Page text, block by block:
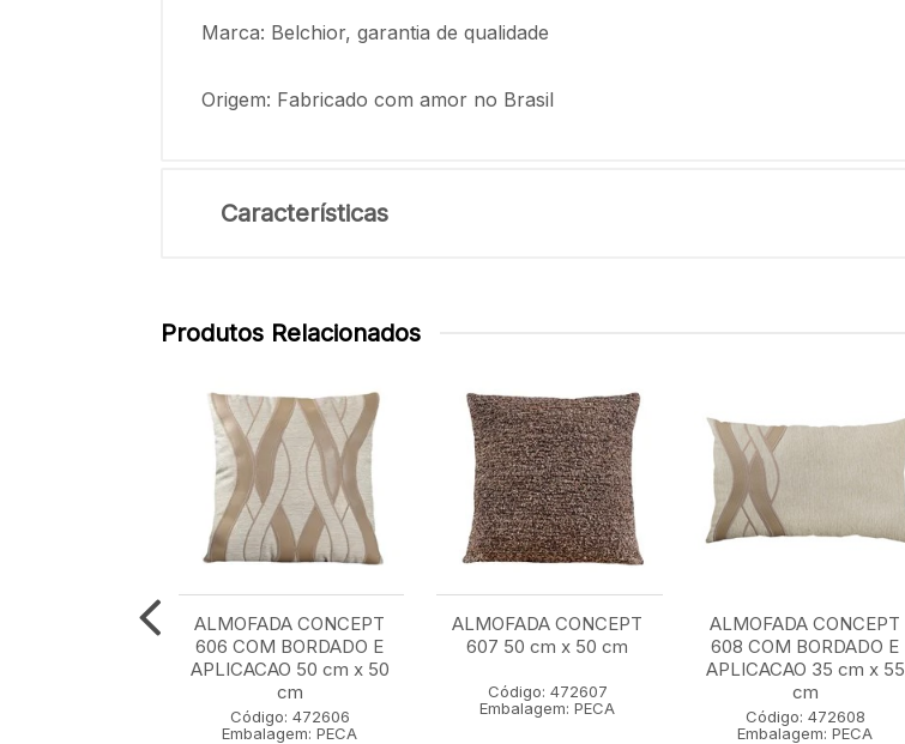
Marca: Belchior, garantia de qualidade
Origem: Fabricado com amor no Brasil
Características
Produtos Relacionados
CONCEPT 611
ALMOFADA CONCEPT
606 COM BORDADO E
APLICACAO 50 cm x 50
cm
Código: 472606
Embalagem: PECA
ALMOFADA CONCEPT
607 50 cm x 50 cm
Código: 472607
Embalagem: PECA
ALMOFADA CONCEPT
608 COM BORDADO E
APLICACAO 35 cm x 55
cm
Código: 472608
Embalagem: PECA